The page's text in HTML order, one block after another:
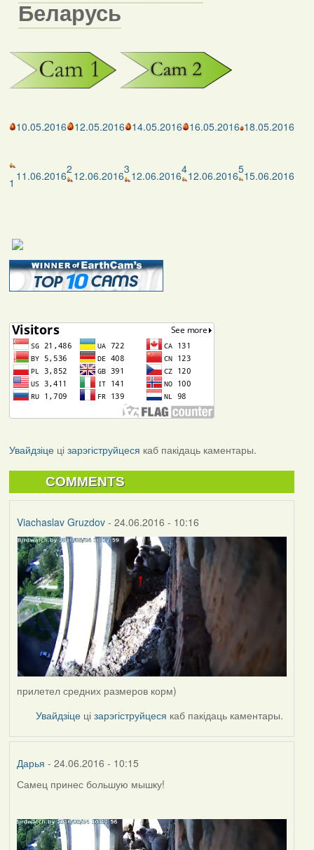
Беларусь
10.05.2016 12.05.2016 14.05.2016 16.05.2016 18.05.2016
1 11.06.20162 12.06.20163 12.06.2016412.06.2016515.06.2016
Увайдзіцеці зарэгіструйцеся каб пакідаць каментары.
COMMENTS
Viachaslav Gruzdov- 24.06.2016 - 10:16
прилетел средних размеров корм)
Увайдзіце цізарэгіструйцеся каб пакідаць каментары.
Дарья - 24.06.2016 - 10:15
Самец принес большую мышку!